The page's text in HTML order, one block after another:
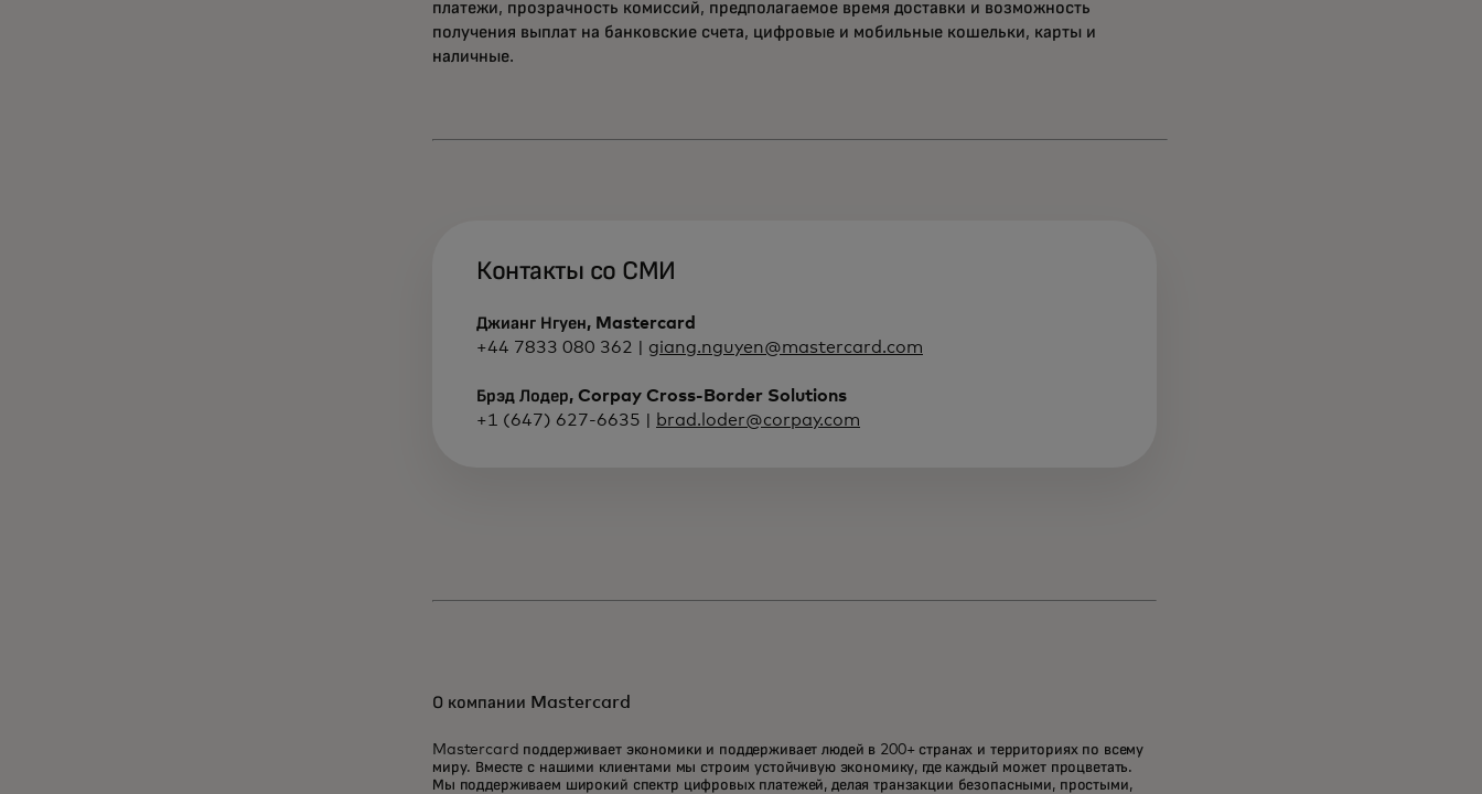
платежи, прозрачность комиссий, предполагаемое время доставки и возможность
получения выплат на банковские счета, цифровые и мобильные кошельки, карты и
наличные.
Контакты со СМИ
Джианг Нгуен, Mastercard
+44 7833 080 362 | giang.nguyen@mastercard.com
Брэд Лодер, Corpay Cross-Border Solutions
+1 (647) 627-6635 |
brad.loder@corpay.com
О компании Mastercard
Mastercard поддерживает экономики и поддерживает людей в 200+ странах и территориях по всему
миру. Вместе с нашими клиентами мы строим устойчивую экономику, где каждый может процветать.
Мы поддерживаем широкий спектр цифровых платежей, делая транзакции безопасными, простыми,